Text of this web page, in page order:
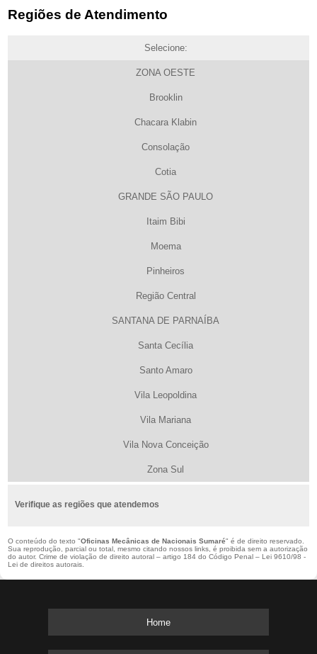
Regiões de Atendimento
Selecione:
ZONA OESTE
Brooklin
Chacara Klabin
Consolação
Cotia
GRANDE SÃO PAULO
Itaim Bibi
Moema
Pinheiros
Região Central
SANTANA DE PARNAÍBA
Santa Cecília
Santo Amaro
Vila Leopoldina
Vila Mariana
Vila Nova Conceição
Zona Sul
Verifique as regiões que atendemos
O conteúdo do texto "Oficinas Mecânicas de Nacionais Sumaré" é de direito reservado.
Sua reprodução, parcial ou total, mesmo citando nossos links, é proibida sem a autorização
do autor. Crime de violação de direito autoral – artigo 184 do Código Penal –Lei 9610/98 -
Lei de direitos autorais.
Home